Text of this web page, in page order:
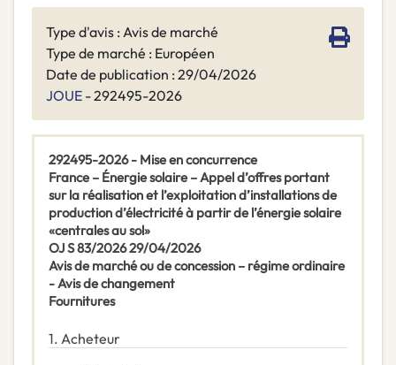
Type d'avis : Avis de marché
Type de marché : Européen
Date de publication : 29/04/2026
JOUE - 292495-2026
292495-2026 - Mise en concurrence
France – Énergie solaire – Appel d’offres portant
sur la réalisation et l’exploitation d’installations de
production d’électricité à partir de l’énergie solaire
«centrales au sol»
OJ S 83/2026 29/04/2026
Avis de marché ou de concession – régime ordinaire
- Avis de changement
Fournitures
1. Acheteur